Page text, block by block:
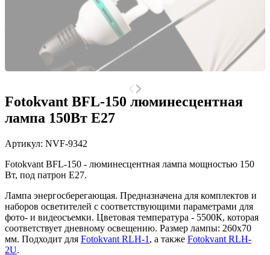
Fotokvant BFL-150 люминесцентная
лампа 150Вт E27
Артикул: NVF-9342
Fotokvant BFL-150 - люминесцентная лампа мощностью 150
Вт, под патрон E27.
Лампа энергосберегающая. Предназначена для комплектов и
наборов осветителей с соответствующими параметрами для
фото- и видеосъемки. Цветовая температура - 5500К, которая
соответствует дневному освещению. Размер лампы: 260х70
мм. Подходит для Fotokvant RLH-1 , а также Fotokvant RLH-
2U.